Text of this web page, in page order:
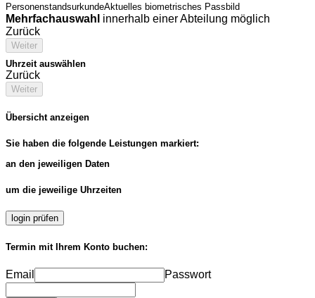
PersonenstandsurkundeAktuelles biometrisches Passbild
Mehrfachauswahl innerhalb einer Abteilung möglich
Zurück
Weiter
Uhrzeit auswählen
Zurück
Weiter
Übersicht anzeigen
Sie haben die folgende Leistungen markiert:
an den jeweiligen Daten
um die jeweilige Uhrzeiten
login prüfen
Termin mit Ihrem Konto buchen:
Email Passwort